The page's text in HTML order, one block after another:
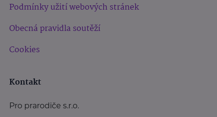
Podmínky užití webových stránek
Obecná pravidla soutěží
Cookies
Kontakt
Pro prarodiče s.r.o.